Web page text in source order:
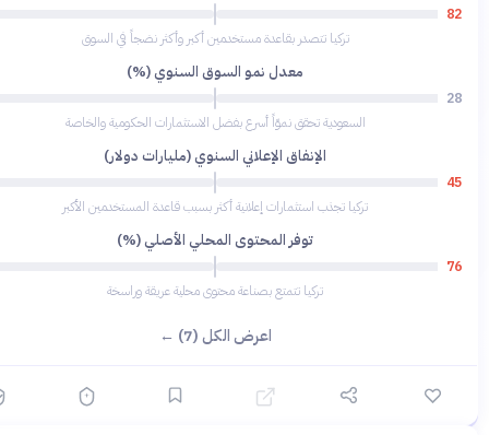
تركيا تتصدر بقاعدة مستخدمين أكبر وأكثر نضجاً في السوق
معدل نمو السوق السنوي (%)
السعودية تحقق نموّاً أسرع بفضل الاستثمارات الحكومية والخاصة
الإنفاق الإعلاني السنوي (مليارات دولار)
تركيا تجذب استثمارات إعلانية أكثر بسبب قاعدة المستخدمين الأكبر
توفر المحتوى المحلي الأصلي (%)
تركيا تتمتع بصناعة محتوى محلية عريقة وراسخة
اعرض الكل (7) ←